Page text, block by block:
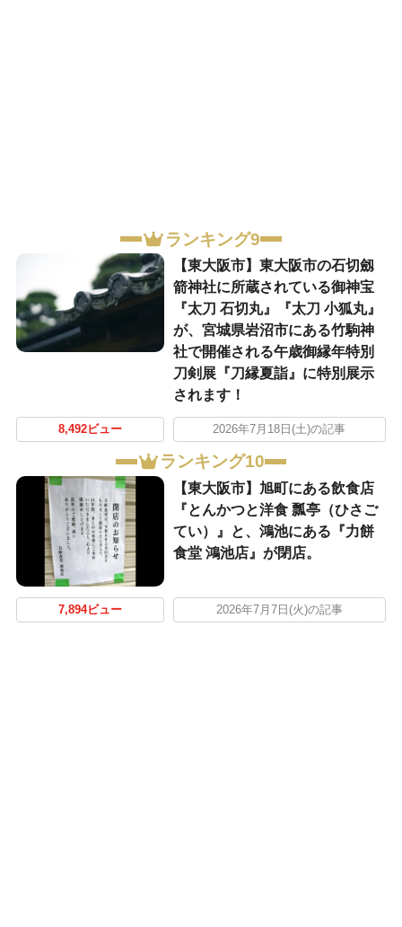
ランキング9
【東大阪市】東大阪市の石切劔
箭神社に所蔵されている御神宝
『太刀 石切丸』『太刀 小狐丸』
が、宮城県岩沼市にある竹駒神
社で開催される午歳御縁年特別
刀剣展『刀縁夏詣』に特別展示
されます！
8,492ビュー 2026年7月18日(土)の記事
ランキング10
【東大阪市】旭町にある飲食店
『とんかつと洋食 瓢亭（ひさご
てい）』と、鴻池にある『力餅
食堂 鴻池店』が閉店。
7,894ビュー 2026年7月7日(火)の記事